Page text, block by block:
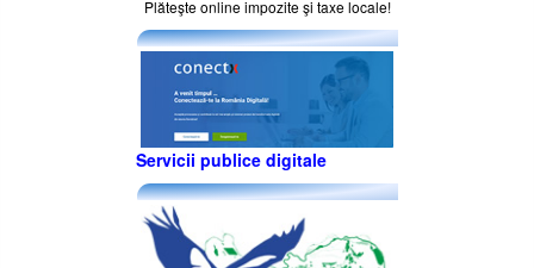
Plăteşte online impozite şi taxe locale!
Servicii publice digitale